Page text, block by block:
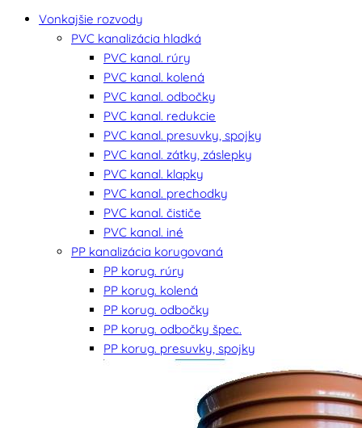
Vonkajšie rozvody
PVC kanalizácia hladká
PVC kanal. rúry
PVC kanal. kolená
PVC kanal. odbočky
PVC kanal. redukcie
PVC kanal. presuvky, spojky
PVC kanal. zátky, záslepky
PVC kanal. klapky
PVC kanal. prechodky
PVC kanal. čističe
PVC kanal. iné
PP kanalizácia korugovaná
PP korug. rúry
PP korug. kolená
PP korug. odbočky
PP korug. odbočky špec.
PP korug. presuvky, spojky